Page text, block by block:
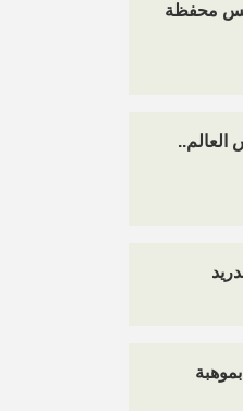
محفظة
العالم..